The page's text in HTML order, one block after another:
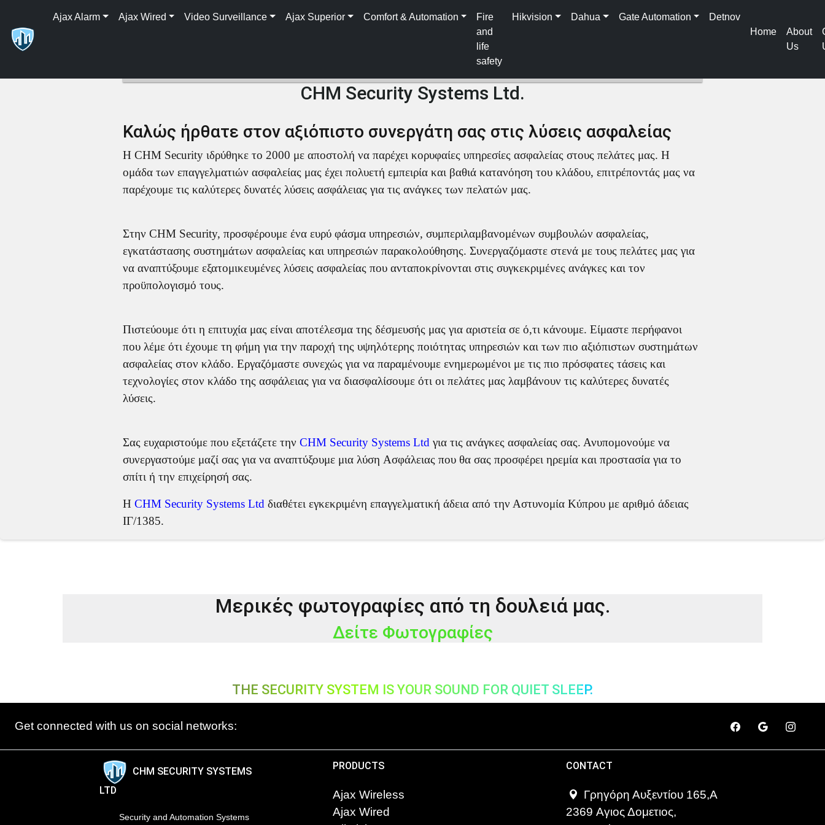
Ajax Alarm Ajax Wired Video Surveillance Ajax Superior Comfort & Automation
Fire
and
life
safety
Hikvision Dahua Gate Automation
Detnov
Home
About
Us
CHM Security Systems Ltd.
Καλώς ήρθατε στον αξιόπιστο συνεργάτη σας στις λύσεις ασφαλείας
Η CHM Security ιδρύθηκε το 2000 με αποστολή να παρέχει κορυφαίες υπηρεσίες ασφαλείας στους πελάτες μας. Η
ομάδα των επαγγελματιών ασφαλείας μας έχει πολυετή εμπειρία και βαθιά κατανόηση του κλάδου, επιτρέποντάς μας να
παρέχουμε τις καλύτερες δυνατές λύσεις ασφάλειας για τις ανάγκες των πελατών μας.
Στην CHM Security, προσφέρουμε ένα ευρύ φάσμα υπηρεσιών, συμπεριλαμβανομένων συμβουλών ασφαλείας,
εγκατάστασης συστημάτων ασφαλείας και υπηρεσιών παρακολούθησης. Συνεργαζόμαστε στενά με τους πελάτες μας για
να αναπτύξουμε εξατομικευμένες λύσεις ασφαλείας που ανταποκρίνονται στις συγκεκριμένες ανάγκες και τον
προϋπολογισμό τους.
Πιστεύουμε ότι η επιτυχία μας είναι αποτέλεσμα της δέσμευσής μας για αριστεία σε ό,τι κάνουμε. Είμαστε περήφανοι
που λέμε ότι έχουμε τη φήμη για την παροχή της υψηλότερης ποιότητας υπηρεσιών και των πιο αξιόπιστων συστημάτων
ασφαλείας στον κλάδο. Εργαζόμαστε συνεχώς για να παραμένουμε ενημερωμένοι με τις πιο πρόσφατες τάσεις και
τεχνολογίες στον κλάδο της ασφάλειας για να διασφαλίσουμε ότι οι πελάτες μας λαμβάνουν τις καλύτερες δυνατές
λύσεις.
Σας ευχαριστούμε που εξετάζετε την CHM Security Systems Ltd για τις ανάγκες ασφαλείας σας. Ανυπομονούμε να
συνεργαστούμε μαζί σας για να αναπτύξουμε μια λύση Aσφάλειας που θα σας προσφέρει ηρεμία και προστασία για το
σπίτι ή την επιχείρησή σας.
Η CHM Security Systems Ltd διαθέτει εγκεκριμένη επαγγελματική άδεια από την Αστυνομία Κύπρου με αριθμό άδειας
ΙΓ/1385.
Μερικές φωτογραφίες από τη δουλειά μας.
Δείτε Φωτογραφίες
THE SECURITY SYSTEM IS YOUR SOUND FOR QUIET SLEEP.
Get connected with us on social networks:
CHM SECURITY SYSTEMS
LTD
Security and Automation Systems
PRODUCTS
Ajax Wireless
Ajax Wired
CONTACT
Γρηγόρη Αυξεντίου 165,A
2369 Αγιος Δομετιος,